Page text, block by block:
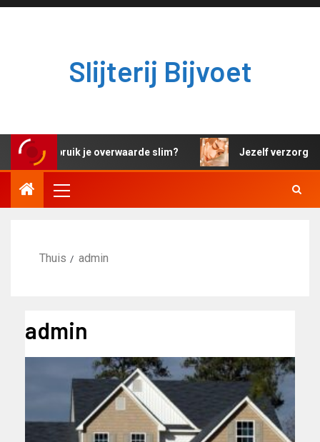
Slijterij Bijvoet
Hoe gebruik je overwaarde slim? Jezelf verzorgen
Thuis admin
admin